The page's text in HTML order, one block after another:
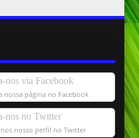
nos via Facebook
nossa página no Facebook
nos no Twitter
nos nosso perfil no Twitter